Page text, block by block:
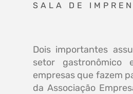
SALA DE
Dois importantes
setor gastronômico
empresas que fazem
da Associação